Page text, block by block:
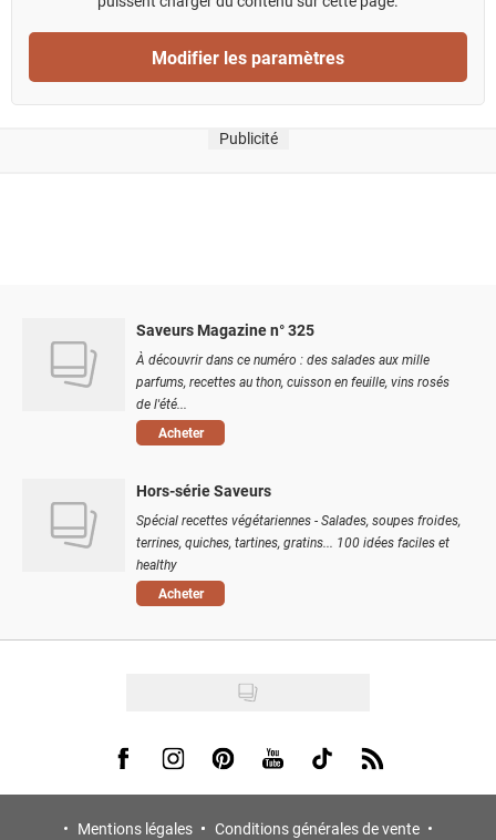
Modifier les paramètres
Publicité
Saveurs Magazine n° 325
À découvrir dans ce numéro : des salades aux mille
parfums, recettes au thon, cuisson en feuille, vins rosés
de l'été...
Acheter
Hors-série Saveurs
Spécial recettes végétariennes - Salades, soupes froides,
terrines, quiches, tartines, gratins... 100 idées faciles et
healthy
Acheter
Visit us on Facebook
Visit us on Instagram
Visit us on Pinterest
Visit us on Youtube
Visit us on Tiktok
Visit us on Rss
Mentions légales
Conditions générales de vente